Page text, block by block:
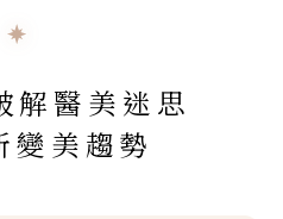
解醫美迷思
變美趨勢